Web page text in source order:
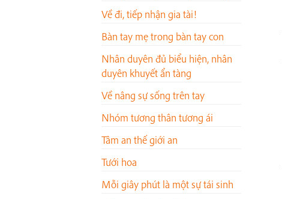
Về đi, tiếp nhận gia tài!
Bàn tay mẹ trong bàn tay con
Nhân duyên đủ biểu hiện, nhân
duyên khuyết ẩn tàng
Về nâng sự sống trên tay
Nhóm tương thân tương ái
Tâm an thế giới an
Tưới hoa
Mỗi giây phút là một sự tái sinh